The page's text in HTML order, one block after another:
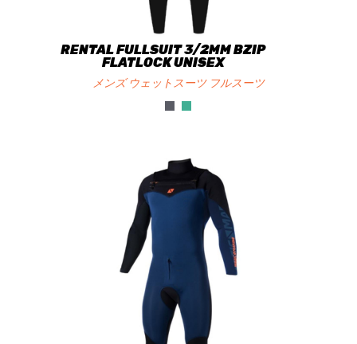
RENTAL FULLSUIT 3/2MM BZIP
FLATLOCK UNISEX
メンズ ウェットスーツ フルスーツ